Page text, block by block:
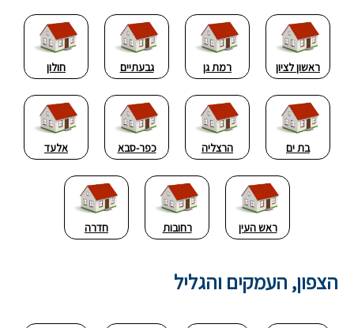
ראשון לציון רמת גן גבעתיים חולון
בת ים הרצליה כפר-סבא אלעד
ראש העין רחובות חדרה
הצפון, העמקים והגליל